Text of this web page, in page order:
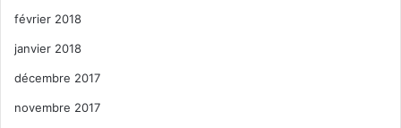
février 2018
janvier 2018
décembre 2017
novembre 2017